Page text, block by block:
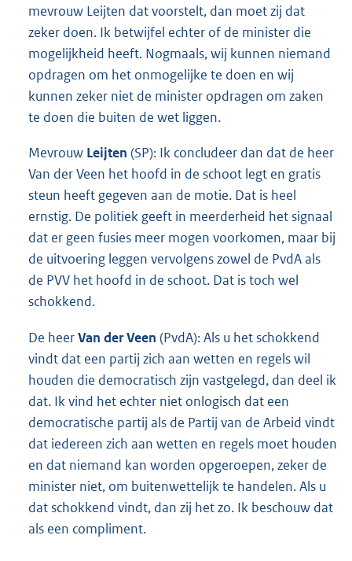
mevrouw Leijten dat voorstelt, dan moet zij dat
zeker doen. Ik betwijfel echter of de minister die
mogelijkheid heeft. Nogmaals, wij kunnen niemand
opdragen om het onmogelijke te doen en wij
kunnen zeker niet de minister opdragen om zaken
te doen die buiten de wet liggen.
Mevrouw Leijten (SP): Ik concludeer dan dat de heer
Van der Veen het hoofd in de schoot legt en gratis
steun heeft gegeven aan de motie. Dat is heel
ernstig. De politiek geeft in meerderheid het signaal
dat er geen fusies meer mogen voorkomen, maar bij
de uitvoering leggen vervolgens zowel de PvdA als
de PVV het hoofd in de schoot. Dat is toch wel
schokkend.
De heerVan der Veen (PvdA): Als u het schokkend
vindt dat een partij zich aan wetten en regels wil
houden die democratisch zijn vastgelegd, dan deel ik
dat. Ik vind het echter niet onlogisch dat een
democratische partij als de Partij van de Arbeid vindt
dat iedereen zich aan wetten en regels moet houden
en dat niemand kan worden opgeroepen, zeker de
minister niet, om buitenwettelijk te handelen. Als u
dat schokkend vindt, dan zij het zo. Ik beschouw dat
als een compliment.